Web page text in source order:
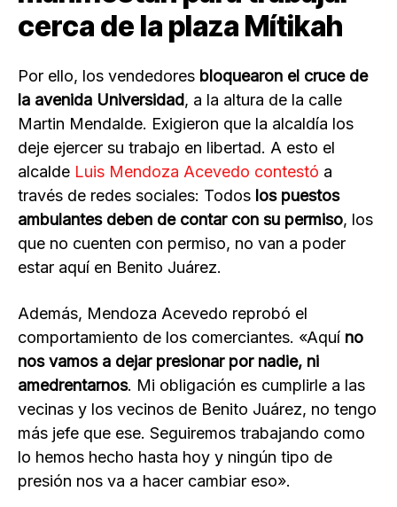
cerca de la plaza Mítikah
Por ello, los vendedores bloquearon el cruce de
la avenida Universidad, a la altura de la calle
Martin Mendalde. Exigieron que la alcaldía los
deje ejercer su trabajo en libertad. A esto el
alcalde Luis Mendoza Acevedo contestó a
través de redes sociales: Todos los puestos
ambulantes deben de contar con su permiso, los
que no cuenten con permiso, no van a poder
estar aquí en Benito Juárez.
Además, Mendoza Acevedo reprobó el
comportamiento de los comerciantes. «Aquí no
nos vamos a dejar presionar por nadie, ni
amedrentarnos. Mi obligación es cumplirle a las
vecinas y los vecinos de Benito Juárez, no tengo
más jefe que ese. Seguiremos trabajando como
lo hemos hecho hasta hoy y ningún tipo de
presión nos va a hacer cambiar eso».